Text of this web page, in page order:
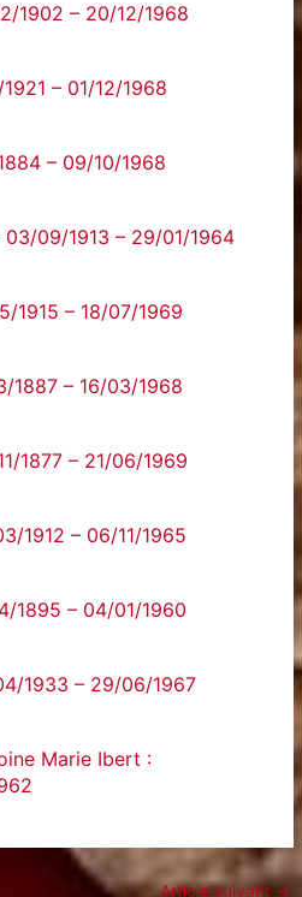
1902 – 20/12/1968
– 01/12/1968
– 09/10/1968
09/1913 – 29/01/1964
1915 – 18/07/1969
1887 – 16/03/1968
1877 – 21/06/1969
1912 – 06/11/1965
1895 – 04/01/1960
1933 – 29/06/1967
Marie Ibert :
Article suivant →